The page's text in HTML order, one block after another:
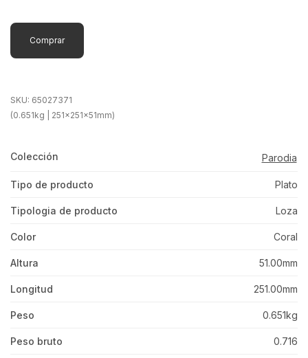
Comprar
SKU: 65027371
(0.651kg | 251x251x51mm)
Colección Parodia
Tipo de producto Plato
Tipologia de producto Loza
Color Coral
Altura 51.00mm
Longitud 251.00mm
Peso 0.651kg
Peso bruto 0.716